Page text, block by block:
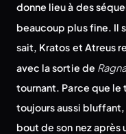
donne lieu à des
beaucoup plus fine. Il
sait, Kratos et Atreus
avec la sortie de
tournant. Parce que le
toujours aussi
bout de son nez après